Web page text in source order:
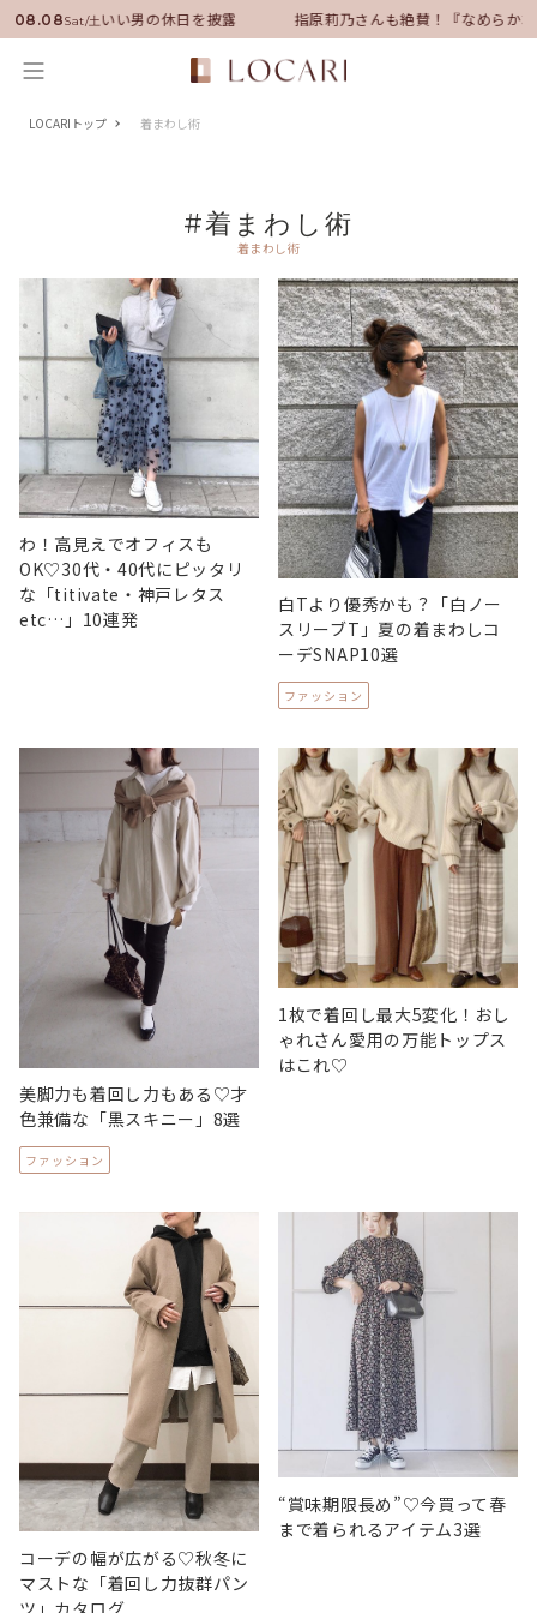
08.08Sat/土
ーに就任！いい男の休日を披露 指原莉乃さんも絶賛！『なめらか
LOCARIトップ 着まわし術
#着まわし術
着まわし術
わ！高見えでオフィスも
OK♡30代・40代にピッタリ
な「titivate・神戸レタス
etc…」10連発
白Tより優秀かも？「白ノー
スリーブT」夏の着まわしコ
ーデSNAP10選
ファッション
美脚力も着回し力もある♡才
色兼備な「黒スキニー」8選
ファッション
1枚で着回し最大5変化！おし
ゃれさん愛用の万能トップス
はこれ♡
コーデの幅が広がる♡秋冬に
マストな「着回し力抜群パン
ツ」カタログ
“賞味期限長め”♡今買って春
まで着られるアイテム3選